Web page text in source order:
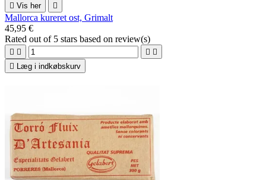
 Vis her 
Mallorca kureret ost, Grimalt
45,95 €
Rated out of 5 stars based on review(s)
   

Læg i indkøbskurv